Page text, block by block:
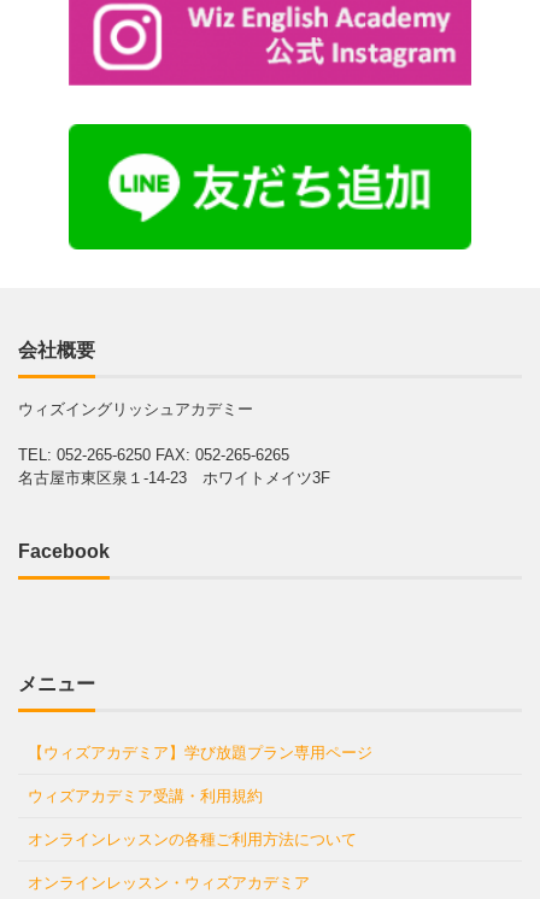
会社概要
ウィズイングリッシュアカデミー
TEL: 052-265-6250 FAX: 052-265-6265
名古屋市東区泉１-14-23 ホワイトメイツ3F
Facebook
メニュー
【ウィズアカデミア】学び放題プラン専用ページ
ウィズアカデミア受講・利用規約
オンラインレッスンの各種ご利用方法について
オンラインレッスン・ウィズアカデミア